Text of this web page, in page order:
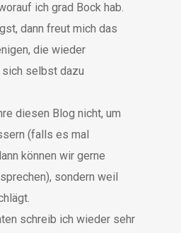
ich grad Bock hab.
dann freut mich das
die wieder
sich selbst dazu
diesen Blog nicht, um
(falls es mal
können wir gerne
sondern weil
schreib ich wieder sehr